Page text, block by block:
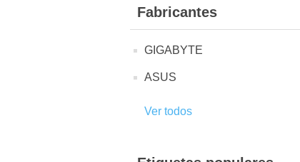
Fabricantes
GIGABYTE
ASUS
Ver todos